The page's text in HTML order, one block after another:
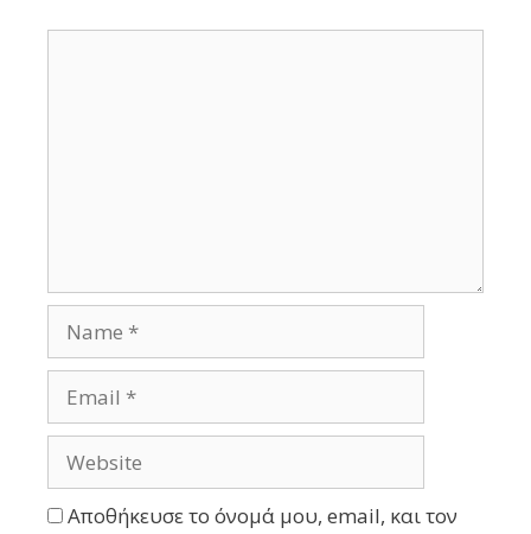
Αποθήκευσε το όνομά μου, email, και τον